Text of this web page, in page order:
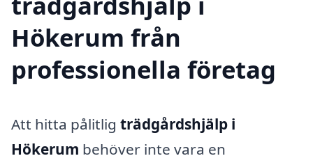
Hökerum från
professionella företag
Att hitta pålitlig trädgårdshjälp i
Hökerum behöver inte vara en